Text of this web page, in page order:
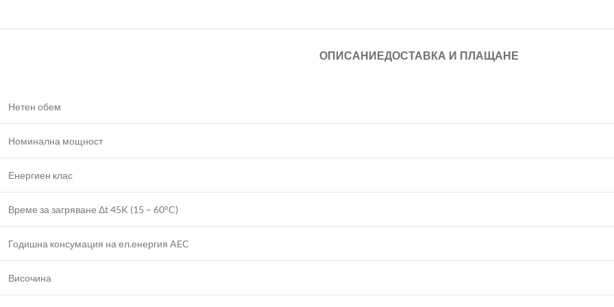
ОПИСАНИЕДОСТАВКА И ПЛАЩАНЕ
Нетен обем
Номинална мощност
Енергиен клас
Време за загряване Δt 45K (15 – 60°C)
Годишна консумация на ел.енергия AEC
Височина